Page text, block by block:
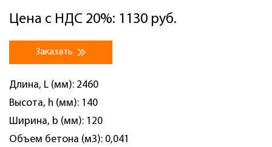
Цена с НДС 20%: 1130 руб.
Заказать
Длина, L (мм): 2460
Высота, h (мм): 140
Ширина, b (мм): 120
Объем бетона (м3): 0,041